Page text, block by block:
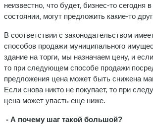
неизвестно, что будет, бизнес-то сегодня
состоянии, могут предложить какие-то
В соответствии с законодательством
способов продажи муниципального
здание на торги, мы назначаем цену, и
то при следующем способе продажи
предложения цена может быть снижена
Если снова никто не покупает, то при
цена может упасть еще ниже.
- А почему шаг такой большой?